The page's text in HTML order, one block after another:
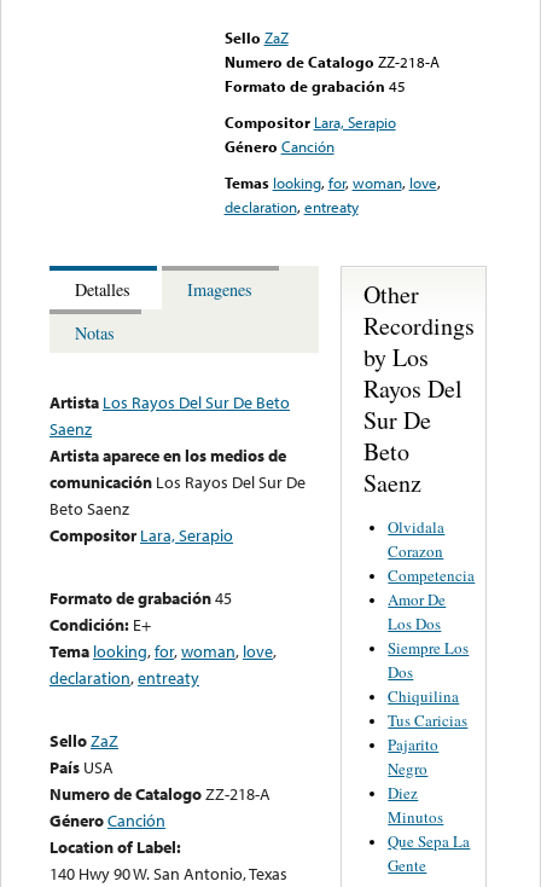
Sello ZaZ
Numero de Catalogo ZZ-218-A
Formato de grabación 45
Compositor Lara, Serapio
Género Canción
Temas looking,for,woman, love,
declaration,entreaty
Detalles
Imagenes
Notas
Artista Los Rayos Del Sur De Beto
Saenz
Artista aparece en los medios de
comunicación Los Rayos Del Sur De
Beto Saenz
Compositor Lara, Serapio
Formato de grabación45
Condición: E+
Tema looking,for,woman, love,
declaration,entreaty
SelloZaZ
País USA
Numero de CatalogoZZ-218-A
GéneroCanción
Location of Label:
140 Hwy 90 W. San Antonio, Texas
Other
Recordings
by Los
Rayos Del
Sur De
Beto
Saenz
Olvidala
Corazon
Competencia
Amor De
Los Dos
Siempre Los
Dos
Chiquilina
Tus Caricias
Pajarito
Negro
Diez
Minutos
Que Sepa La
Gente